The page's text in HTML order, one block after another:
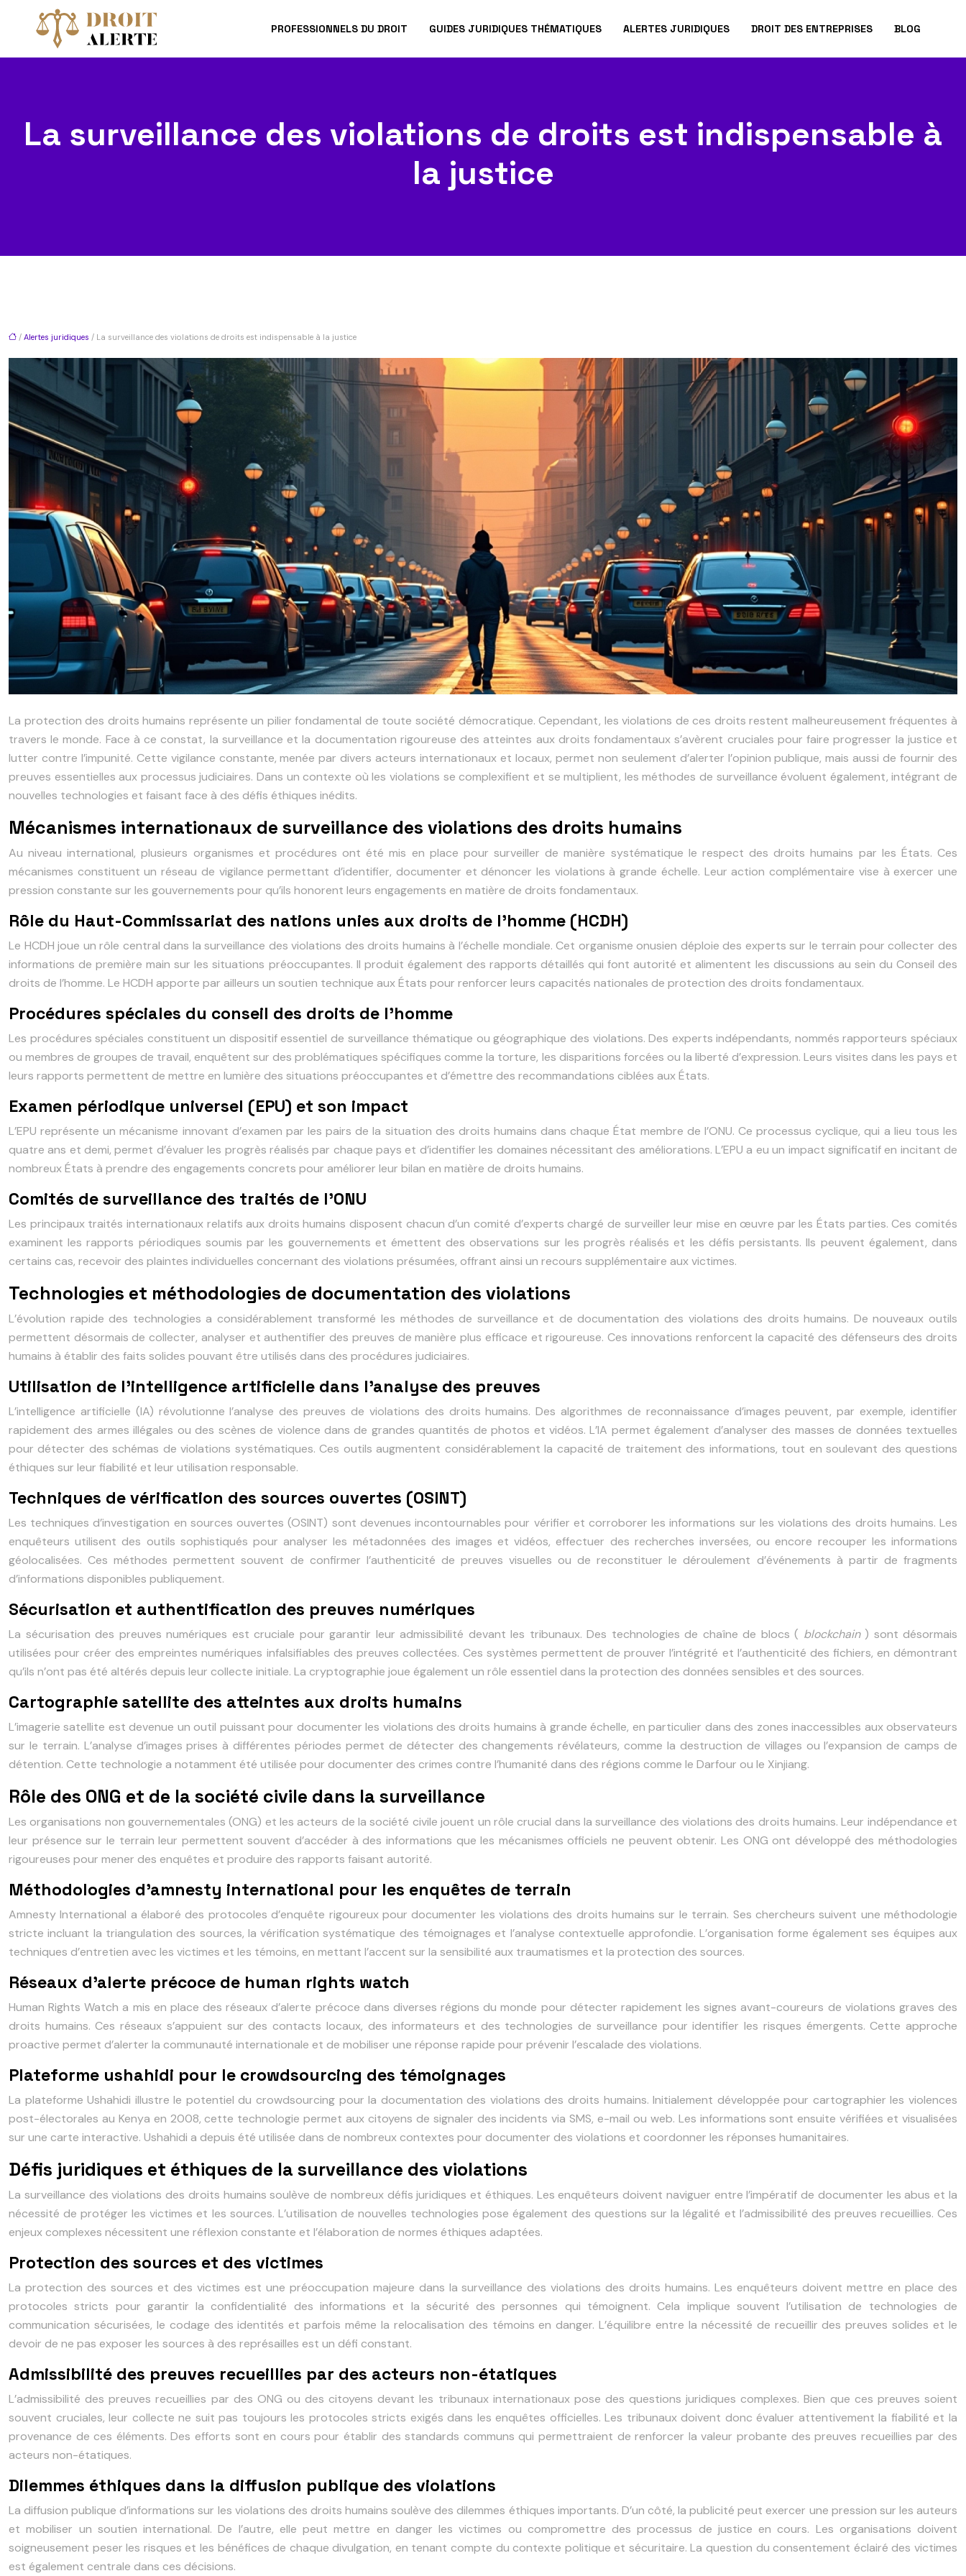
PROFESSIONNELS DU DROIT GUIDES JURIDIQUES THÉMATIQUES ALERTES JURIDIQUES DROIT DES ENTREPRISES BLOG
La surveillance des violations de droits est indispensable à
la justice
/ Alertes juridiques / La surveillance des violations de droits est indispensable à la justice
La protection des droits humains représente un pilier fondamental de toute société démocratique. Cependant, les violations de ces droits restent malheureusement fréquentes à
travers le monde. Face à ce constat, la surveillance et la documentation rigoureuse des atteintes aux droits fondamentaux s’avèrent cruciales pour faire progresser la justice et
lutter contre l’impunité. Cette vigilance constante, menée par divers acteurs internationaux et locaux, permet non seulement d’alerter l’opinion publique, mais aussi de fournir des
preuves essentielles aux processus judiciaires. Dans un contexte où les violations se complexifient et se multiplient, les méthodes de surveillance évoluent également, intégrant de
nouvelles technologies et faisant face à des défis éthiques inédits.
Mécanismes internationaux de surveillance des violations des droits humains
Au niveau international, plusieurs organismes et procédures ont été mis en place pour surveiller de manière systématique le respect des droits humains par les États. Ces
mécanismes constituent un réseau de vigilance permettant d’identifier, documenter et dénoncer les violations à grande échelle. Leur action complémentaire vise à exercer une
pression constante sur les gouvernements pour qu’ils honorent leurs engagements en matière de droits fondamentaux.
Rôle du Haut-Commissariat des nations unies aux droits de l’homme (HCDH)
Le HCDH joue un rôle central dans la surveillance des violations des droits humains à l’échelle mondiale. Cet organisme onusien déploie des experts sur le terrain pour collecter des
informations de première main sur les situations préoccupantes. Il produit également des rapports détaillés qui font autorité et alimentent les discussions au sein du Conseil des
droits de l’homme. Le HCDH apporte par ailleurs un soutien technique aux États pour renforcer leurs capacités nationales de protection des droits fondamentaux.
Procédures spéciales du conseil des droits de l’homme
Les procédures spéciales constituent un dispositif essentiel de surveillance thématique ou géographique des violations. Des experts indépendants, nommés rapporteurs spéciaux
ou membres de groupes de travail, enquêtent sur des problématiques spécifiques comme la torture, les disparitions forcées ou la liberté d’expression. Leurs visites dans les pays et
leurs rapports permettent de mettre en lumière des situations préoccupantes et d’émettre des recommandations ciblées aux États.
Examen périodique universel (EPU) et son impact
L’EPU représente un mécanisme innovant d’examen par les pairs de la situation des droits humains dans chaque État membre de l’ONU. Ce processus cyclique, qui a lieu tous les
quatre ans et demi, permet d’évaluer les progrès réalisés par chaque pays et d’identifier les domaines nécessitant des améliorations. L’EPU a eu un impact significatif en incitant de
nombreux États à prendre des engagements concrets pour améliorer leur bilan en matière de droits humains.
Comités de surveillance des traités de l’ONU
Les principaux traités internationaux relatifs aux droits humains disposent chacun d’un comité d’experts chargé de surveiller leur mise en œuvre par les États parties. Ces comités
examinent les rapports périodiques soumis par les gouvernements et émettent des observations sur les progrès réalisés et les défis persistants. Ils peuvent également, dans
certains cas, recevoir des plaintes individuelles concernant des violations présumées, offrant ainsi un recours supplémentaire aux victimes.
Technologies et méthodologies de documentation des violations
L’évolution rapide des technologies a considérablement transformé les méthodes de surveillance et de documentation des violations des droits humains. De nouveaux outils
permettent désormais de collecter, analyser et authentifier des preuves de manière plus efficace et rigoureuse. Ces innovations renforcent la capacité des défenseurs des droits
humains à établir des faits solides pouvant être utilisés dans des procédures judiciaires.
Utilisation de l’intelligence artificielle dans l’analyse des preuves
L’intelligence artificielle (IA) révolutionne l’analyse des preuves de violations des droits humains. Des algorithmes de reconnaissance d’images peuvent, par exemple, identifier
rapidement des armes illégales ou des scènes de violence dans de grandes quantités de photos et vidéos. L’IA permet également d’analyser des masses de données textuelles
pour détecter des schémas de violations systématiques. Ces outils augmentent considérablement la capacité de traitement des informations, tout en soulevant des questions
éthiques sur leur fiabilité et leur utilisation responsable.
Techniques de vérification des sources ouvertes (OSINT)
Les techniques d’investigation en sources ouvertes (OSINT) sont devenues incontournables pour vérifier et corroborer les informations sur les violations des droits humains. Les
enquêteurs utilisent des outils sophistiqués pour analyser les métadonnées des images et vidéos, effectuer des recherches inversées, ou encore recouper les informations
géolocalisées. Ces méthodes permettent souvent de confirmer l’authenticité de preuves visuelles ou de reconstituer le déroulement d’événements à partir de fragments
d’informations disponibles publiquement.
Sécurisation et authentification des preuves numériques
La sécurisation des preuves numériques est cruciale pour garantir leur admissibilité devant les tribunaux. Des technologies de chaîne de blocs ( blockchain ) sont désormais
utilisées pour créer des empreintes numériques infalsifiables des preuves collectées. Ces systèmes permettent de prouver l’intégrité et l’authenticité des fichiers, en démontrant
qu’ils n’ont pas été altérés depuis leur collecte initiale. La cryptographie joue également un rôle essentiel dans la protection des données sensibles et des sources.
Cartographie satellite des atteintes aux droits humains
L’imagerie satellite est devenue un outil puissant pour documenter les violations des droits humains à grande échelle, en particulier dans des zones inaccessibles aux observateurs
sur le terrain. L’analyse d’images prises à différentes périodes permet de détecter des changements révélateurs, comme la destruction de villages ou l’expansion de camps de
détention. Cette technologie a notamment été utilisée pour documenter des crimes contre l’humanité dans des régions comme le Darfour ou le Xinjiang.
Rôle des ONG et de la société civile dans la surveillance
Les organisations non gouvernementales (ONG) et les acteurs de la société civile jouent un rôle crucial dans la surveillance des violations des droits humains. Leur indépendance et
leur présence sur le terrain leur permettent souvent d’accéder à des informations que les mécanismes officiels ne peuvent obtenir. Les ONG ont développé des méthodologies
rigoureuses pour mener des enquêtes et produire des rapports faisant autorité.
Méthodologies d’amnesty international pour les enquêtes de terrain
Amnesty International a élaboré des protocoles d’enquête rigoureux pour documenter les violations des droits humains sur le terrain. Ses chercheurs suivent une méthodologie
stricte incluant la triangulation des sources, la vérification systématique des témoignages et l’analyse contextuelle approfondie. L’organisation forme également ses équipes aux
techniques d’entretien avec les victimes et les témoins, en mettant l’accent sur la sensibilité aux traumatismes et la protection des sources.
Réseaux d’alerte précoce de human rights watch
Human Rights Watch a mis en place des réseaux d’alerte précoce dans diverses régions du monde pour détecter rapidement les signes avant-coureurs de violations graves des
droits humains. Ces réseaux s’appuient sur des contacts locaux, des informateurs et des technologies de surveillance pour identifier les risques émergents. Cette approche
proactive permet d’alerter la communauté internationale et de mobiliser une réponse rapide pour prévenir l’escalade des violations.
Plateforme ushahidi pour le crowdsourcing des témoignages
La plateforme Ushahidi illustre le potentiel du crowdsourcing pour la documentation des violations des droits humains. Initialement développée pour cartographier les violences
post-électorales au Kenya en 2008, cette technologie permet aux citoyens de signaler des incidents via SMS, e-mail ou web. Les informations sont ensuite vérifiées et visualisées
sur une carte interactive. Ushahidi a depuis été utilisée dans de nombreux contextes pour documenter des violations et coordonner les réponses humanitaires.
Défis juridiques et éthiques de la surveillance des violations
La surveillance des violations des droits humains soulève de nombreux défis juridiques et éthiques. Les enquêteurs doivent naviguer entre l’impératif de documenter les abus et la
nécessité de protéger les victimes et les sources. L’utilisation de nouvelles technologies pose également des questions sur la légalité et l’admissibilité des preuves recueillies. Ces
enjeux complexes nécessitent une réflexion constante et l’élaboration de normes éthiques adaptées.
Protection des sources et des victimes
La protection des sources et des victimes est une préoccupation majeure dans la surveillance des violations des droits humains. Les enquêteurs doivent mettre en place des
protocoles stricts pour garantir la confidentialité des informations et la sécurité des personnes qui témoignent. Cela implique souvent l’utilisation de technologies de
communication sécurisées, le codage des identités et parfois même la relocalisation des témoins en danger. L’équilibre entre la nécessité de recueillir des preuves solides et le
devoir de ne pas exposer les sources à des représailles est un défi constant.
Admissibilité des preuves recueillies par des acteurs non-étatiques
L’admissibilité des preuves recueillies par des ONG ou des citoyens devant les tribunaux internationaux pose des questions juridiques complexes. Bien que ces preuves soient
souvent cruciales, leur collecte ne suit pas toujours les protocoles stricts exigés dans les enquêtes officielles. Les tribunaux doivent donc évaluer attentivement la fiabilité et la
provenance de ces éléments. Des efforts sont en cours pour établir des standards communs qui permettraient de renforcer la valeur probante des preuves recueillies par des
acteurs non-étatiques.
Dilemmes éthiques dans la diffusion publique des violations
La diffusion publique d’informations sur les violations des droits humains soulève des dilemmes éthiques importants. D’un côté, la publicité peut exercer une pression sur les auteurs
et mobiliser un soutien international. De l’autre, elle peut mettre en danger les victimes ou compromettre des processus de justice en cours. Les organisations doivent
soigneusement peser les risques et les bénéfices de chaque divulgation, en tenant compte du contexte politique et sécuritaire. La question du consentement éclairé des victimes
est également centrale dans ces décisions.